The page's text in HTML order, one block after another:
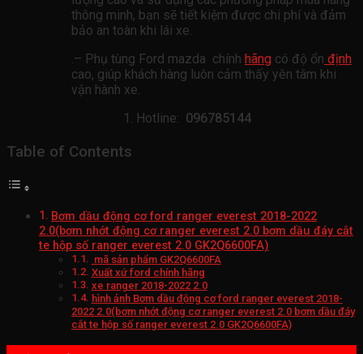
thông minh, bạn sẽ tiết kiệm được chi phí và đảm
bảo an toàn khi lái xe.
.– Phụ tùng Ford mazda chính hãng có độ ổn định
cao, giúp khách hàng luôn cảm thấy yên tâm khi
vận hành xe.
Hotline: 096785144
Table of Contents
Bơm dầu động cơ ford ranger everest 2018-2022
2.0(bơm nhớt động cơ ranger everest 2.0 bơm dầu đáy cắt
te hộp số ranger everest 2.0 GK2Q6600FA)
mã sản phẩm GK2Q6600FA
Xuất xứ ford chính hãng
xe ranger 2018-2022 2.0
hình ảnh Bơm dầu động cơ ford ranger everest 2018-
2022 2.0(bơm nhớt động cơ ranger everest 2.0 bơm dầu đáy
cắt te hộp số ranger everest 2.0 GK2Q6600FA)